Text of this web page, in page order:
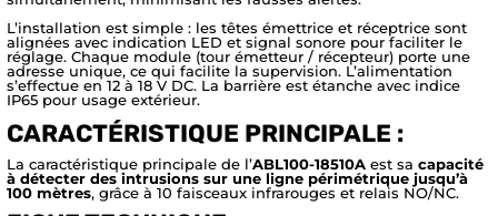
L’installation est simple : les têtes émettrice et réceptrice sont
alignées avec indication LED et signal sonore pour faciliter le
réglage. Chaque module (tour émetteur / récepteur) porte une
adresse unique, ce qui facilite la supervision. L’alimentation
s’effectue en 12 à 18 V DC. La barrière est étanche avec indice
IP65 pour usage extérieur.
CARACTÉRISTIQUE PRINCIPALE :
La caractéristique principale de l’ABL100-18510A est sa capacité
à détecter des intrusions sur une ligne périmétrique jusqu’à
100 mètres, grâce à 10 faisceaux infrarouges et relais NO/NC.